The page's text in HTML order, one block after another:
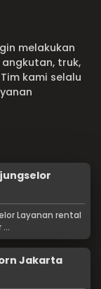
melakukan
angkutan, truk,
kami selalu
Layanan rental
Jakarta